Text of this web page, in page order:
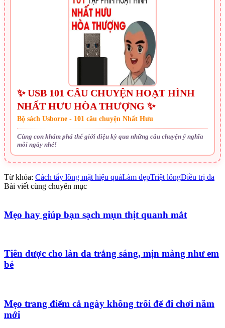
✨ USB 101 CÂU CHUYỆN HOẠT HÌNH
NHẤT HƯU HÒA THƯỢNG ✨
Bộ sách Usborne - 101 câu chuyện Nhất Hưu
Cùng con khám phá thế giới diệu kỳ qua những câu chuyện ý nghĩa
mỗi ngày nhé!
Từ khóa: Cách tẩy lông mặt hiệu quảLàm đẹpTriệt lôngĐiều trị da
Bài viết cùng chuyên mục
Mẹo hay giúp bạn sạch mụn thịt quanh mắt
Tiên dược cho làn da trắng sáng, mịn màng như em
bé
Mẹo trang điểm cả ngày không trôi để đi chơi năm
mới